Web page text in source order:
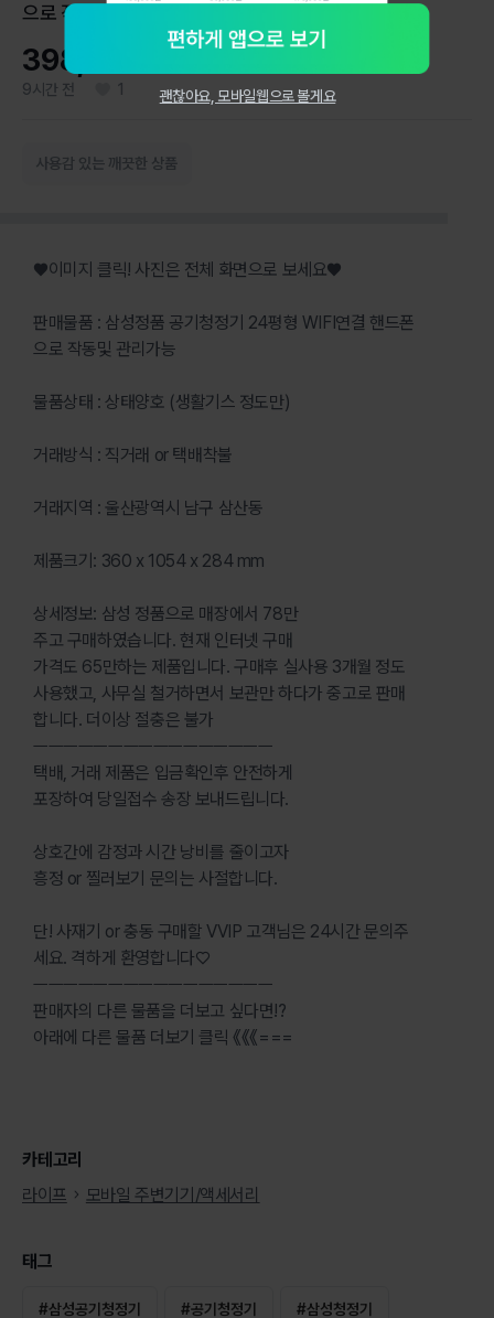
으로 작동및
398,000원
9시간 전 1
사용감 있는 깨끗한 상품
♥이미지 클릭! 사진은 전체 화면으로 보세요♥
판매물품 : 삼성정품 공기청정기 24평형 WIFI연결 핸드폰
으로 작동및 관리가능
물품상태 : 상태양호 (생활기스 정도만)
거래방식 : 직거래 or 택배착불
거래지역 : 울산광역시 남구 삼산동
제품크기: 360 x 1054 x 284 mm
상세정보: 삼성 정품으로 매장에서 78만
주고 구매하였습니다. 현재 인터넷 구매
가격도 65만하는 제품입니다. 구매후 실사용 3개월 정도
사용했고, 사무실 철거하면서 보관만 하다가 중고로 판매
합니다. 더이상 절충은 불가
ㅡㅡㅡㅡㅡㅡㅡㅡㅡㅡㅡㅡㅡㅡㅡㅡ
택배, 거래 제품은 입금확인후 안전하게
포장하여 당일접수 송장 보내드립니다.
상호간에 감정과 시간 낭비를 줄이고자
흥정 or 찔러보기 문의는 사절합니다.
단! 사재기 or 충동 구매할 VVIP 고객님은 24시간 문의주
세요. 격하게 환영합니다♡
ㅡㅡㅡㅡㅡㅡㅡㅡㅡㅡㅡㅡㅡㅡㅡㅡ
판매자의 다른 물품을 더보고 싶다면!?
아래에 다른 물품 더보기 클릭 《《《===
카테고리
라이프
모바일 주변기기/액세서리
태그
#삼성공기청정기 #공기청정기 #삼성청정기
괜찮아요, 모바일웹으로 볼게요